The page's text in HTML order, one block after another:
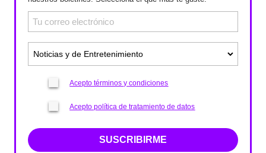
Acepto términos y condiciones
Acepto política de tratamiento de datos
SUSCRIBIRME